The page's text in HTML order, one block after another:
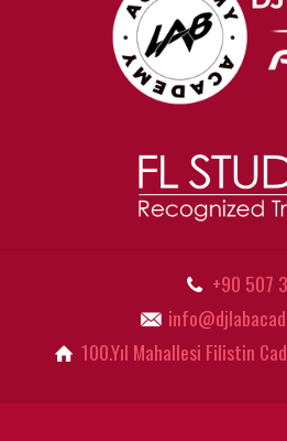
+90 507
100.Yıl Mahallesi Filistin